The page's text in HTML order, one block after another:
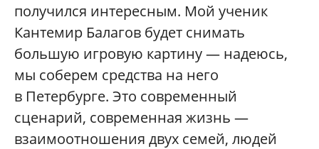
получился интересным. Мой ученик
Кантемир Балагов будет снимать
большую игровую картину — надеюсь,
мы соберем средства на него
в Петербурге. Это современный
сценарий, современная жизнь —
взаимоотношения двух семей, людей